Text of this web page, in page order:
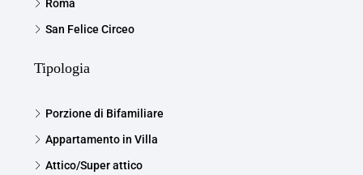
Roma
San Felice Circeo
Tipologia
Porzione di Bifamiliare
Appartamento in Villa
Attico/Super attico